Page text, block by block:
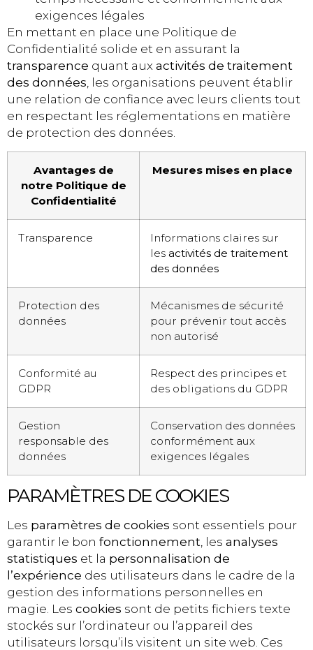
exigences légales
En mettant en place une Politique de
Confidentialité solide et en assurant la
transparence quant aux activités de traitement
des données, les organisations peuvent établir
une relation de confiance avec leurs clients tout
en respectant les réglementations en matière
de protection des données.
Avantages de
notre Politique de
Confidentialité
Mesures mises en place
Transparence
Informations claires sur
les activités de traitement
des données
Protection des
données
Mécanismes de sécurité
pour prévenir tout accès
non autorisé
Conformité au
GDPR
Respect des principes et
des obligations du GDPR
Gestion
responsable des
données
Conservation des données
conformément aux
exigences légales
PARAMÈTRES DE COOKIES
Les paramètres de cookies sont essentiels pour
garantir le bon fonctionnement , les analyses
statistiques et la personnalisation de
l’expérience des utilisateurs dans le cadre de la
gestion des informations personnelles en
magie. Les cookies sont de petits fichiers texte
stockés sur l’ordinateur ou l’appareil des
utilisateurs lorsqu’ils visitent un site web. Ces